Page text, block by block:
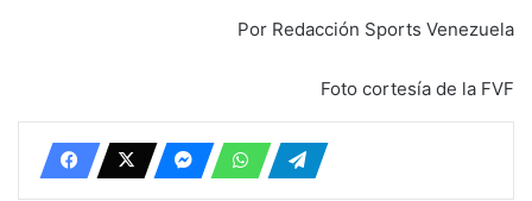
Por Redacción Sports Venezuela
Foto cortesía de la FVF